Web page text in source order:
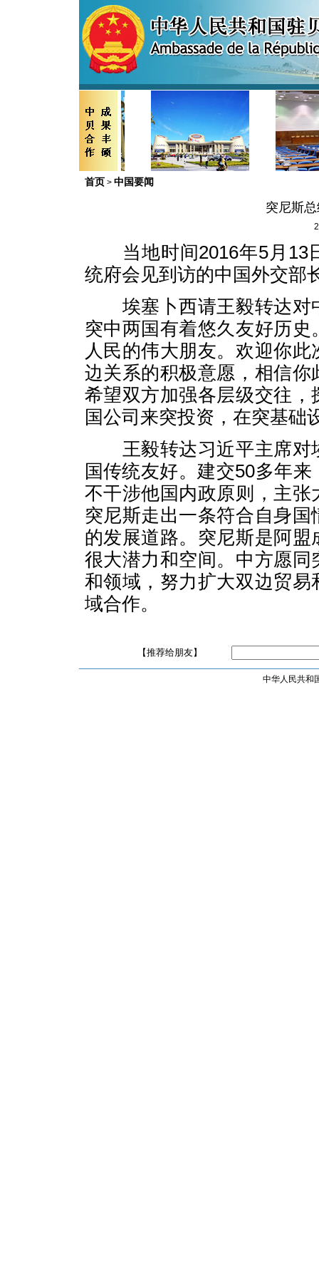
首页 > 中国要闻
突尼斯
当地时间2016年5月13
统府会见到访的中国外交部
埃塞卜西请王毅转达对
突中两国有着悠久友好历
人民的伟大朋友。欢迎你
边关系的积极意愿，相信
希望双方加强各层级交往
国公司来突投资，在突基础
王毅转达习近平主席对
国传统友好。建交50多年
不干涉他国内政原则，主
突尼斯走出一条符合自身
的发展道路。突尼斯是阿
很大潜力和空间。中方愿
和领域，努力扩大双边贸
域合作。
【推荐给朋友】
中华人民共和